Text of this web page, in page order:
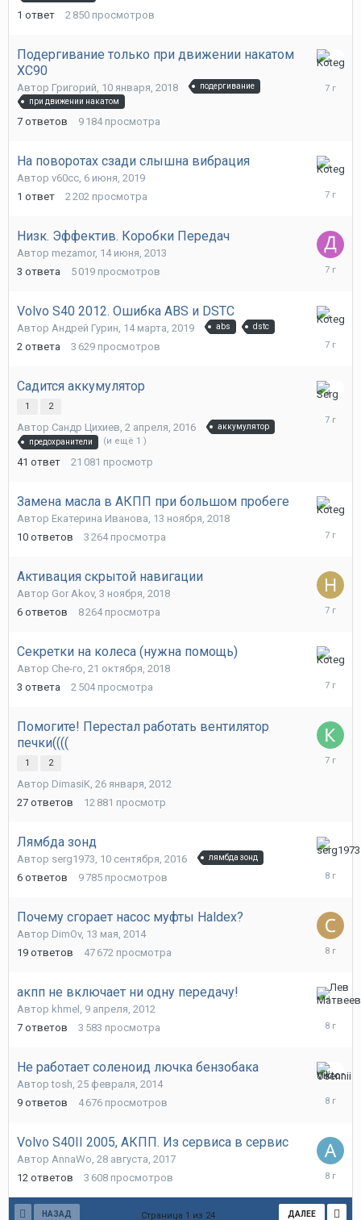
1 ответ 2 850 просмотров
Подергивание только при движении накатом
ХС90
Автор Григорий 10 января, 2018
подергивание
при движении накатом
7 ответов 9 184 просмотра
31
июля,
На поворотах сзади слышна вибрация
Автор v60cc 6 июня, 2019
1 ответ 2 202 просмотра
6
июня,
Низк. Эффектив. Коробки Передач
Автор mezamor, 14 июня, 2013
3 ответа 5 019 просмотров
15
Volvo S40 2012. Ошибка ABS и DSTC
Автор Андрей Гурин 14 марта, 2019 abs dstc
2 ответа 3 629 просмотров
14
марта,
Садится аккумулятор
1 2
Автор Сандр Цихиев, 2 апреля, 2016
аккумулятор
предохранители
(и ещё 1 )
41 ответ 21 081 просмотр
10
января,
Замена масла в АКПП при большом пробеге
Автор Екатерина Иванова 13 ноября, 2018
10 ответов 3 264 просмотра
24
декабря,
Активация скрытой навигации
Автор Gor Akov, 3 ноября, 2018
6 ответов 8 264 просмотра
21
Секретки на колеса (нужна помощь)
Автор Che-го 21 октября, 2018
3 ответа 2 504 просмотра
29
октября,
Помогите! Перестал работать вентилятор
печки((((
1 2
Автор DimasiK 26 января, 2012
27 ответов 12 881 просмотр
30
Лямбда зонд
Автор serg1973 10 сентября, 2016 лямбда зонд
6 ответов 9 785 просмотров
8
марта,
Почему сгорает насос муфты Haldex?
Автор DimOv, 13 мая, 2014
19 ответов 47 672 просмотра
21
акпп не включает ни одну передачу!
Автор khmel , 9 апреля, 2012
7 ответов 3 583 просмотра
28
декабря,
Не работает соленоид лючка бензобака
Авторtosh, 25 февраля, 2014
9 ответов 4 676 просмотров
17
декабря,
Volvo S40II 2005, АКПП. Из сервиса в сервис
Автор AnnaWo, 28 августа, 2017
12 ответов 3 608 просмотров
30
2017
НАЗАД ДАЛЕЕ
Страница 1 из 24